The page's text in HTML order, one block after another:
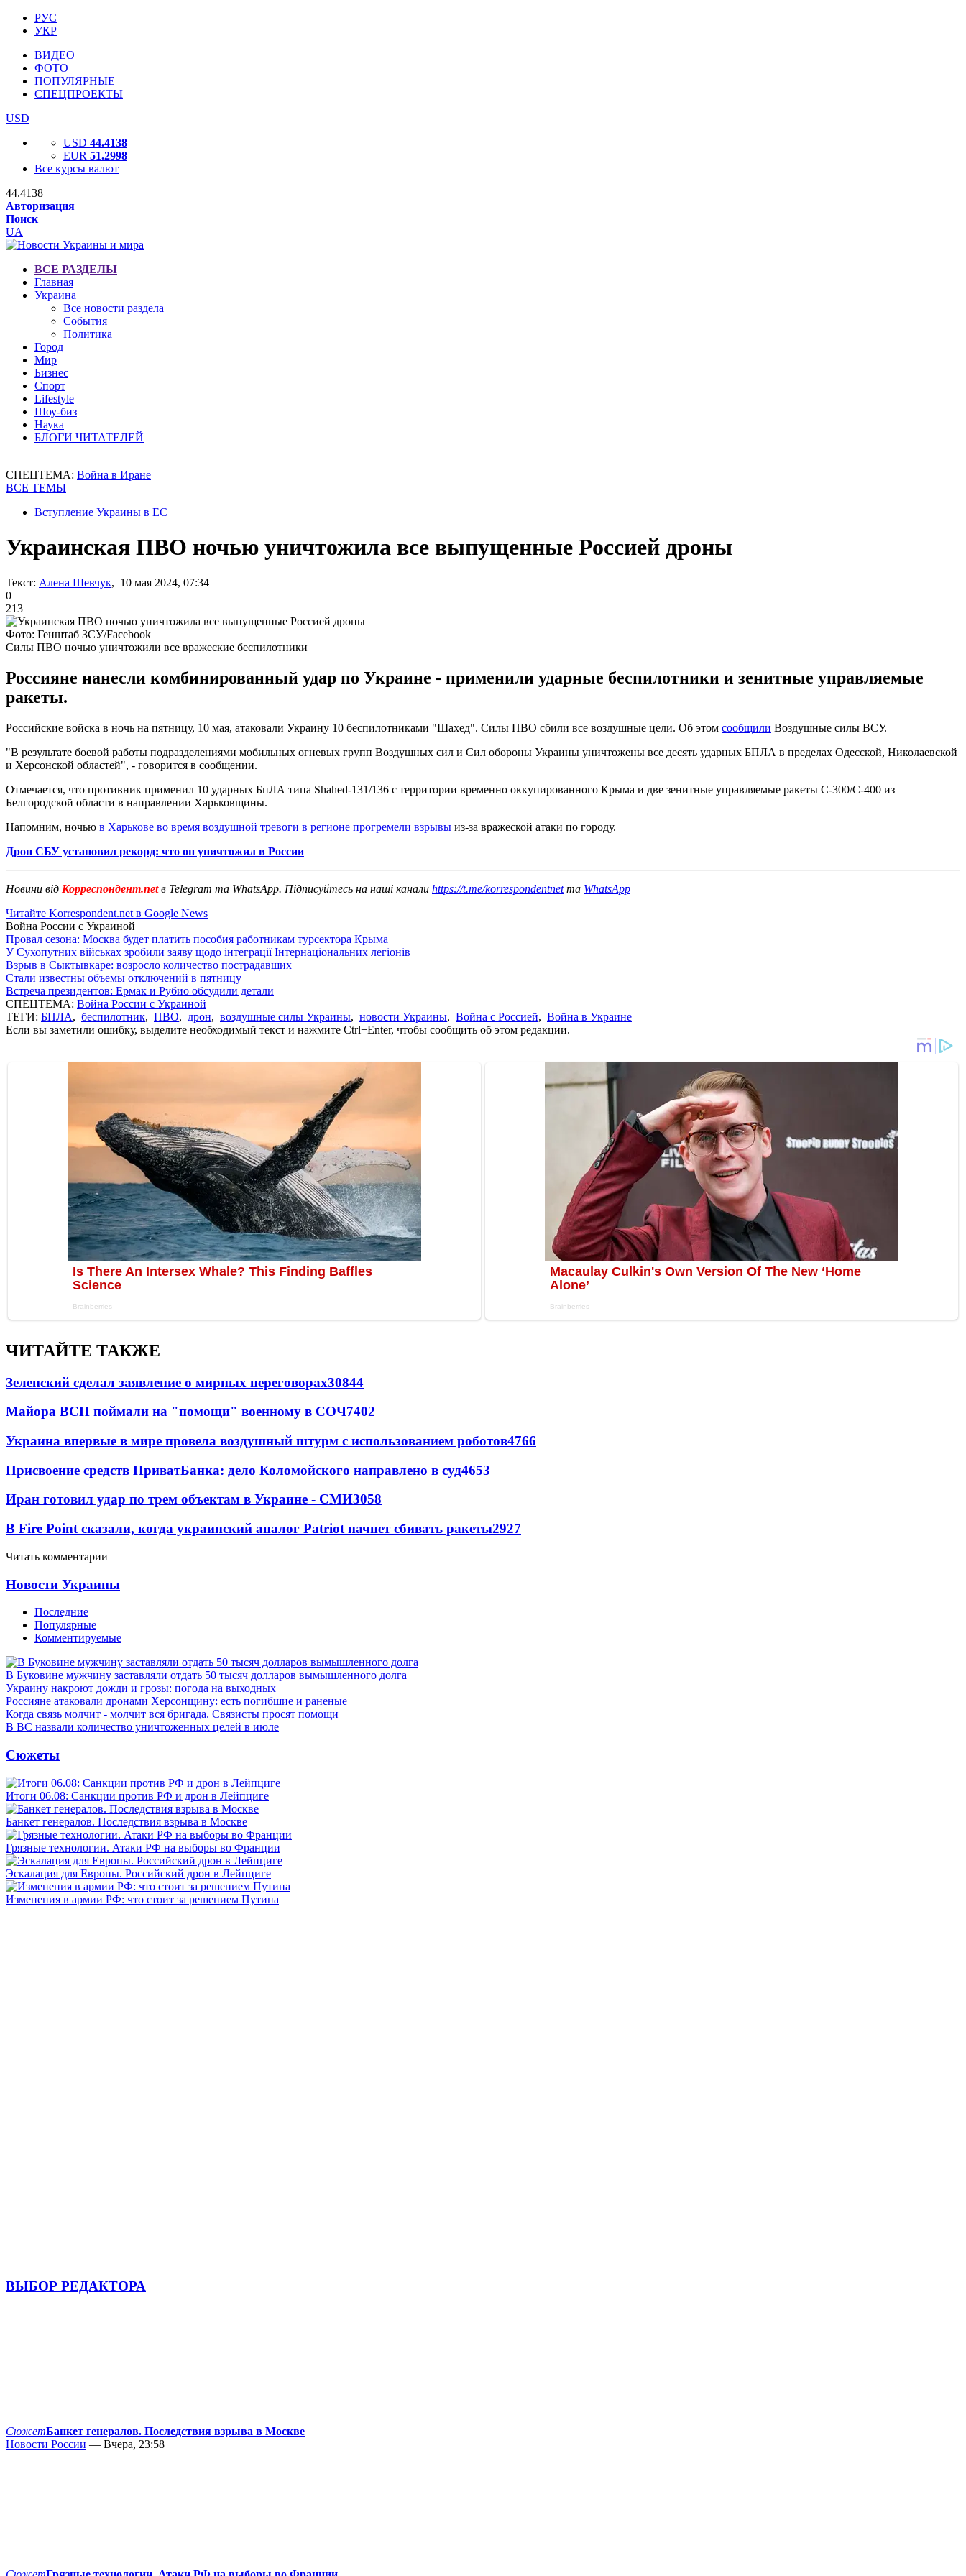
РУС
УКР
ВИДЕО
ФОТО
ПОПУЛЯРНЫЕ
СПЕЦПРОЕКТЫ
USD
USD 44.4138
EUR 51.2998
Все курсы валют
44.4138
Авторизация
Поиск
UA
ВСЕ РАЗДЕЛЫ
Главная
Украина
Все новости раздела
События
Политика
Город
Мир
Бизнес
Спорт
Lifestyle
Шоу-биз
Наука
БЛОГИ ЧИТАТЕЛЕЙ
СПЕЦТЕМА: Война в Иране
ВСЕ ТЕМЫ
Вступление Украины в ЕС
Украинская ПВО ночью уничтожила все выпущенные Россией дроны
Текст: Алена Шевчук, 10 мая 2024, 07:34
0
213
Фото: Генштаб ЗСУ/Facebook
Силы ПВО ночью уничтожили все вражеские беспилотники
Россияне нанесли комбинированный удар по Украине - применили ударные беспилотники и зенитные управляемые
ракеты.
Российские войска в ночь на пятницу, 10 мая, атаковали Украину 10 беспилотниками "Шахед". Силы ПВО сбили все воздушные цели. Об этом сообщили Воздушные силы ВСУ.
"В результате боевой работы подразделениями мобильных огневых групп Воздушных сил и Сил обороны Украины уничтожены все десять ударных БПЛА в пределах Одесской, Николаевской
и Херсонской областей", - говорится в сообщении.
Отмечается, что противник применил 10 ударных БпЛА типа Shahed-131/136 с территории временно оккупированного Крыма и две зенитные управляемые ракеты С-300/С-400 из
Белгородской области в направлении Харьковщины.
Напомним, ночью в Харькове во время воздушной тревоги в регионе прогремели взрывы из-за вражеской атаки по городу.
Дрон СБУ установил рекорд: что он уничтожил в России
Новини від Корреспондент.netв Telegram та WhatsApp. Підписуйтесь на наші канали https://t.me/korrespondentnetта WhatsApp
Читайте Korrespondent.net в Google News
Война России с Украиной
Провал сезона: Москва будет платить пособия работникам турсектора Крыма
У Сухопутних військах зробили заяву щодо інтеграції Інтернаціональних легіонів
Взрыв в Сыктывкаре: возросло количество пострадавших
Стали известны объемы отключений в пятницу
Встреча президентов: Ермак и Рубио обсудили детали
СПЕЦТЕМА: Война России с Украиной
ТЕГИ: БПЛА, беспилотник, ПВО, дрон, воздушные силы Украины, новости Украины, Война с Россией, Война в Украине
Если вы заметили ошибку, выделите необходимый текст и нажмите Ctrl+Enter, чтобы сообщить об этом редакции.
ЧИТАЙТЕ ТАКЖЕ
Зеленский сделал заявление о мирных переговорах30844
Майора ВСП поймали на "помощи" военному в СОЧ7402
Украина впервые в мире провела воздушный штурм с использованием роботов4766
Присвоение средств ПриватБанка: дело Коломойского направлено в суд4653
Иран готовил удар по трем объектам в Украине - СМИ3058
В Fire Point сказали, когда украинский аналог Patriot начнет сбивать ракеты2927
Читать комментарии
Новости Украины
Последние
Популярные
Комментируемые
В Буковине мужчину заставляли отдать 50 тысяч долларов вымышленного долга
Украину накроют дожди и грозы: погода на выходных
Россияне атаковали дронами Херсонщину: есть погибшие и раненые
Когда связь молчит - молчит вся бригада. Связисты просят помощи
В ВС назвали количество уничтоженных целей в июле
Сюжеты
Итоги 06.08: Санкции против РФ и дрон в Лейпциге
Банкет генералов. Последствия взрыва в Москве
Грязные технологии. Атаки РФ на выборы во Франции
Эскалация для Европы. Российский дрон в Лейпциге
Изменения в армии РФ: что стоит за решением Путина
ВЫБОР РЕДАКТОРА
СюжетБанкет генералов. Последствия взрыва в Москве
Новости России — Вчера, 23:58